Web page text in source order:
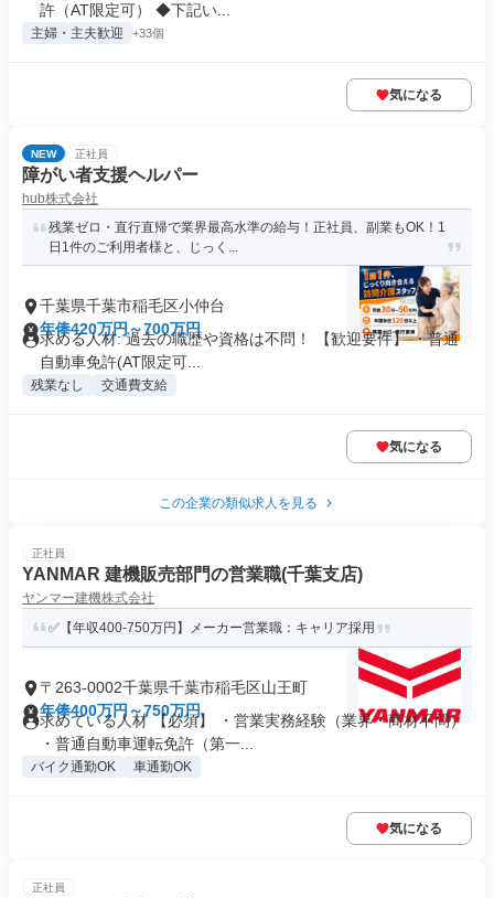
許（AT限定可） ◆下記い...
主婦・主夫歓迎 +33個
気になる
NEW 正社員
障がい者支援ヘルパー
hub株式会社
残業ゼロ・直行直帰で業界最高水準の給与！正社員、副業もOK！1
日1件のご利用者様と、じっく...
千葉県千葉市稲毛区小仲台
年俸420万円～700万円
求める人材: 過去の職歴や資格は不問！ 【歓迎要件】 ・普通
自動車免許(AT限定可...
残業なし 交通費支給
気になる
この企業の類似求人を見る
正社員
YANMAR 建機販売部門の営業職(千葉支店)
ヤンマー建機株式会社
✅【年収400-750万円】メーカー営業職：キャリア採用
〒263-0002千葉県千葉市稲毛区山王町
年俸400万円～750万円
求めている人材 【必須】 ・営業実務経験（業界・商材不問）
・普通自動車運転免許（第一...
バイク通勤OK 車通勤OK
気になる
正社員